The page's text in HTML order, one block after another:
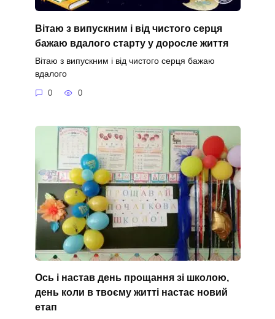
Вітаю з випускним і від чистого серця
бажаю вдалого старту у доросле життя
Вітаю з випускним і від чистого серця бажаю
вдалого
0 0
Ось і настав день прощання зі школою,
день коли в твоєму житті настає новий
етап